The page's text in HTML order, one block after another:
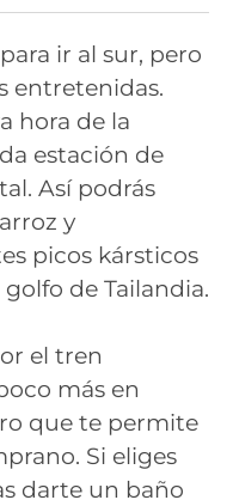
ir al sur, pero
entretenidas.
hora de la
estación de
Así podrás
y
picos kársticos
de Tailandia.
el tren
más en
que te permite
Si eliges
darte un baño